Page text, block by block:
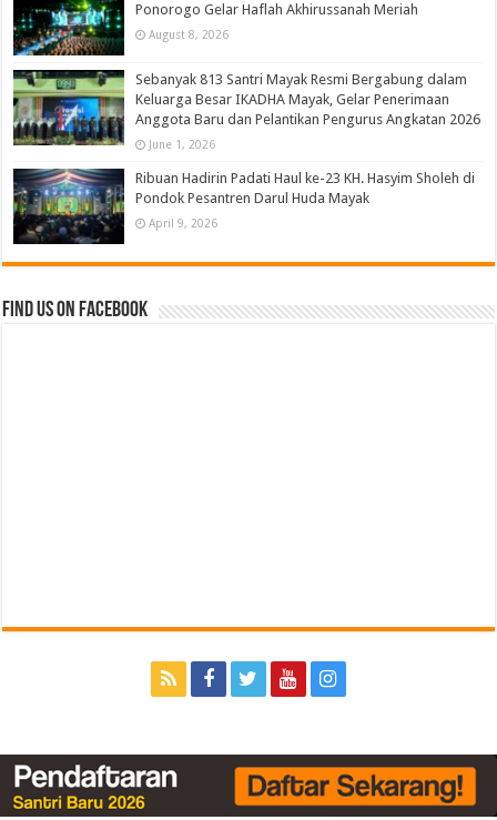
Ponorogo Gelar Haflah Akhirussanah Meriah
August 8, 2026
Sebanyak 813 Santri Mayak Resmi Bergabung dalam
Keluarga Besar IKADHA Mayak, Gelar Penerimaan
Anggota Baru dan Pelantikan Pengurus Angkatan 2026
June 1, 2026
Ribuan Hadirin Padati Haul ke-23 KH. Hasyim Sholeh di
Pondok Pesantren Darul Huda Mayak
April 9, 2026
Find us on Facebook